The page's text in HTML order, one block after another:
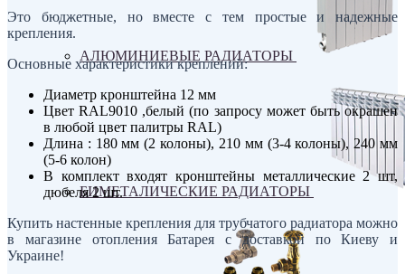
АЛЮМИНИЕВЫЕ РАДИАТОРЫ
БИМЕТАЛИЧЕСКИЕ РАДИАТОРЫ
Это бюджетные, но вместе с тем простые и надежные
крепления.
Основные характеристики креплений:
Диаметр кронштейна 12 мм
Цвет RAL9010 ,белый (по запросу может быть окрашен
в любой цвет палитры RAL)
Длина : 180 мм (2 колоны), 210 мм (3-4 колоны), 240 мм
(5-6 колон)
В комплект входят кронштейны металлические 2 шт,
дюбеля 2 шт.
Купить настенные крепления для трубчатого радиатора можно
в магазине отопления Батарея с доставкой по Киеву и
Украине!